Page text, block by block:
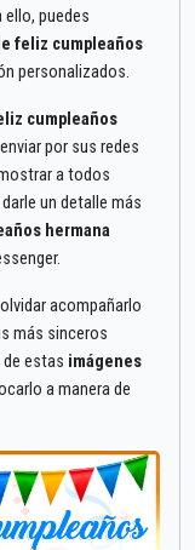
puedes
feliz cumpleaños
personalizados.
cumpleaños
por sus redes
a todos
un detalle más
hermana
acompañarlo
más sinceros
de estas imágenes
a manera de